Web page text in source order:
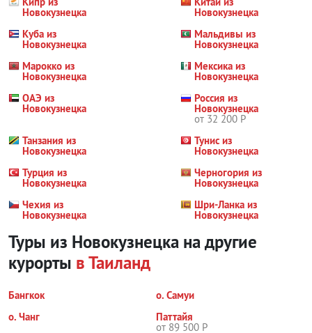
Новокузнецка
Новокузнецка
Куба из
Новокузнецка
Мальдивы из
Новокузнецка
Марокко из
Новокузнецка
Мексика из
Новокузнецка
ОАЭ из
Новокузнецка
Россия из
Новокузнецка
от 32 200 Р
Танзания из
Новокузнецка
Тунис из
Новокузнецка
Турция из
Новокузнецка
Черногория из
Новокузнецка
Чехия из
Новокузнецка
Шри-Ланка из
Новокузнецка
Туры из Новокузнецка на другие
курорты в Таиланд
Бангкок
о. Самуи
о. Чанг
Паттайя
от 89 500 Р